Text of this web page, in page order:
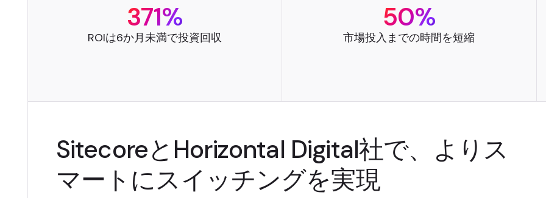
371%
ROIは6か月未満で投資回収
50%
市場投入までの時間を短縮
SitecoreとHorizontal Digital社で、よりス
マートにスイッチングを実現